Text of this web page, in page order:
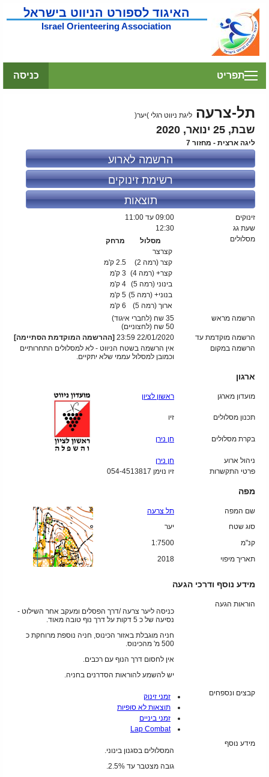
האיגוד לספורט הניווט בישראל
Israel Orienteering Association
כניסה תפריט
תל-צרעה ליגת ניווט רגלי )יער(
שבת, 25 ינואר, 2020
ליגה ארצית - מחזור 7
הרשמה לארוע
רשימת זינוקים
תוצאות
זינוקים 09:00 עד 11:00
שעת גג
12:30
מסלולים
מסלול
מרחק
קצרצר
קצר (רמה 2)
2.5 ק'מ
קצר+ (רמה 4)
3 ק'מ
בינוני (רמה 5)
4 ק'מ
בנוני+ (רמה 5)
5 ק'מ
ארוך (רמה 5)
6 ק'מ
הרשמה מראש
35 שח (לחברי איגוד)
50 שח (לחצוניים)
הרשמה מוקדמת עד
22/01/2020 23:59
[ההרשמה המוקדמת הסתיימה]
הרשמה במקום
אין הרשמה בשטח הניווט - לא למסלולים התחרותיים
וכמובן למסלול עממי שלא יתקיים.
ארגון
מועדון מארגן ראשון לציון
תכנון מסלולים זיו
בקרת מסלולים חן נירן
ניהול ארוע
חן נירן
פרטי התקשרות
זיו נוימן 054-4513817
מפה
שם המפה
תל צרעה
סוג שטח
יער
קנ"מ
1:7500
תאריך מיפוי
2018
מידע נוסף ודרכי הגעה
הוראות הגעה
כניסה ליער צרעה /דרך הפסלים ומעקב אחר השילוט -
נסיעה של כ 5 דקות על דרך נוף טובה מאוד.
חניה מוגבלת באזור הכינוס, חניה נוספת מרוחקת כ
500 מ' מהכינוס.
אין לחסום דרך הנוף עם רכבים.
יש להשמע להוראות הסדרנים בחניה.
קבצים ונספחים
זמני זינוק
תוצאות לא סופיות
זמני ביניים
Lap Combat
מידע נוסף
המסלולים בסגנון בינוני.
גובה מצטבר עד 2.5%.